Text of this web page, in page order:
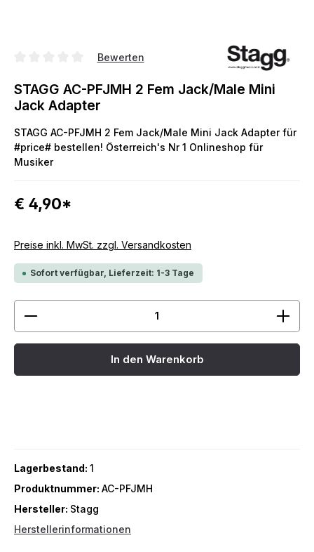
Durchschnittliche Bewertung von 0 von 5 Sternen
Bewerten
STAGG AC-PFJMH 2 Fem Jack/Male Mini
Jack Adapter
STAGG AC-PFJMH 2 Fem Jack/Male Mini Jack Adapter für
#price# bestellen! Österreich's Nr 1 Onlineshop für
Musiker
€ 4,90*
Preise inkl. MwSt. zzgl. Versandkosten
Sofort verfügbar, Lieferzeit: 1-3 Tage
Produkt Anzahl: Gib den gewünschten Wert ein
In den Warenkorb
Lagerbestand: 1
Produktnummer: AC-PFJMH
Hersteller: Stagg
Herstellerinformationen